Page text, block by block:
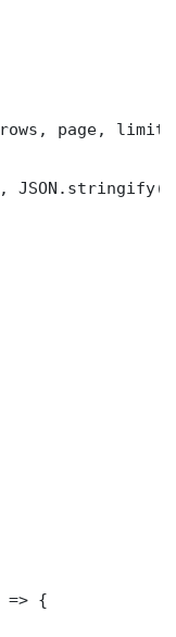
page,
=> {